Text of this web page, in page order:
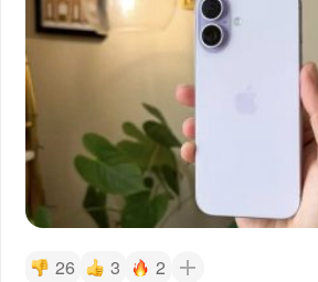
26 3 2